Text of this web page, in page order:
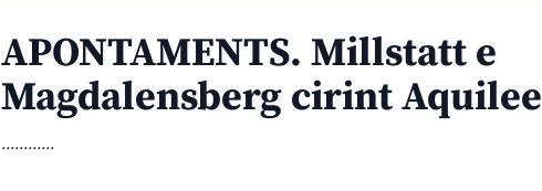
APONTAMENTS. Millstatt e
Magdalensberg cirint Aquilee
............